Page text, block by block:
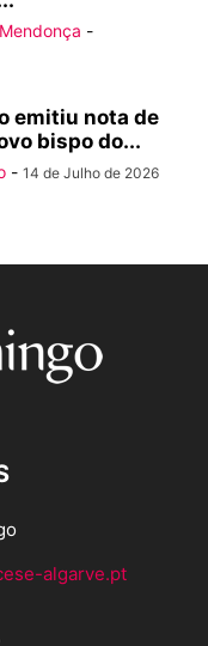
-
emitiu nota de
bispo do...
- 14 de Julho de 2026
algarve.pt